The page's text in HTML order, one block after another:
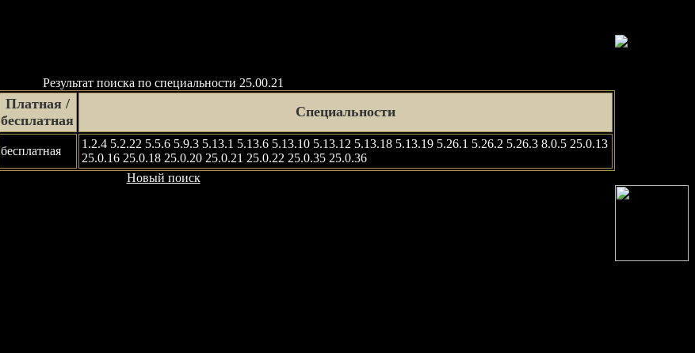
Результат поиска по специальности 25.00.21
Платная /
бесплатная
Специальности
бесплатная
1.2.4 5.2.22 5.5.6 5.9.3 5.13.1 5.13.6 5.13.10 5.13.12 5.13.18 5.13.19 5.26.1 5.26.2 5.26.3 8.0.5 25.0.13
25.0.16 25.0.18 25.0.20 25.0.21 25.0.22 25.0.35 25.0.36
Новый поиск